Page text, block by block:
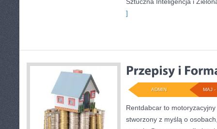
]
MAJ -
ADMIN
Rentdabcar to
stworzony z myślą o